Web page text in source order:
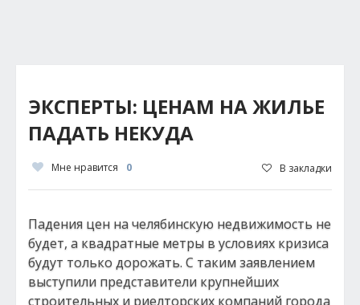
ЭКСПЕРТЫ: ЦЕНАМ НА ЖИЛЬЕ
ПАДАТЬ НЕКУДА
Мне нравится 0 В закладки
Падения цен на челябинскую недвижимость не
будет, а квадратные метры в условиях кризиса
будут только дорожать. С таким заявлением
выступили представители крупнейших
строительных и риелторских компаний города